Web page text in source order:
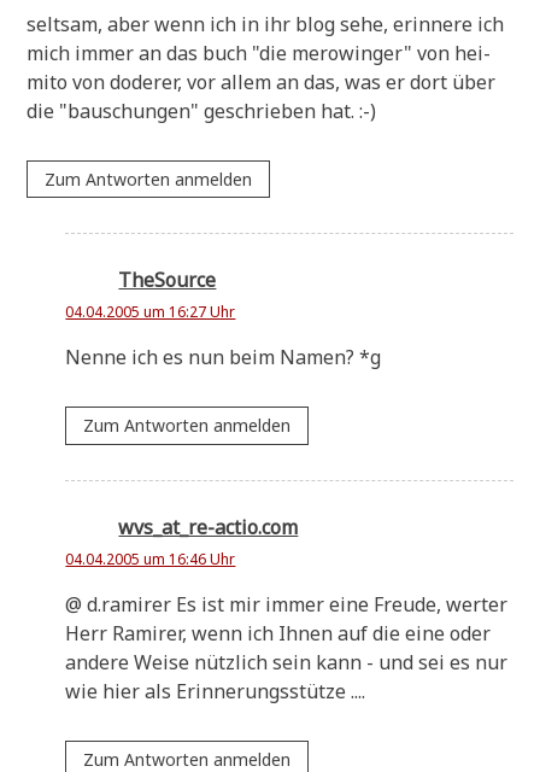
selt­sam, aber wenn ich in ihr blog sehe, erin­ne­re ich
mich immer an das buch "die mero­win­ger" von hei­
mi­to von dode­rer, vor allem an das, was er dort über
die "bau­schun­gen" geschrie­ben hat. :-)
Zum Antworten anmelden
TheSource
04.04.2005 um 16:27 Uhr
Nen­ne ich es nun beim Namen? *g
Zum Antworten anmelden
wvs_at_re-actio.com
04.04.2005 um 16:46 Uhr
@ d.ramirer Es ist mir immer eine Freu­de, wer­ter
Herr Rami­rer, wenn ich Ihnen auf die eine oder
ande­re Wei­se nütz­lich sein kann - und sei es nur
wie hier als Erinnerungsstütze ....
Zum Antworten anmelden